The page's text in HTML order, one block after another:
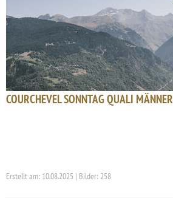
COURCHEVEL SONNTAG QUALI MÄNNER
Erstellt am: 10.08.2025 | Bilder: 258